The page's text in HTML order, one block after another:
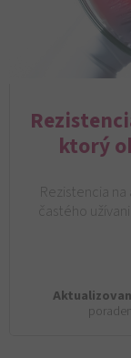
ktorý
Rezistencia
častého